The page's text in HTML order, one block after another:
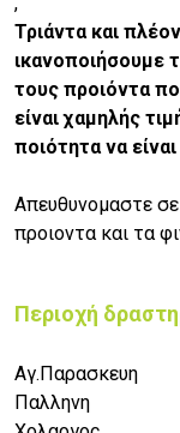
Τριάντα και
ικανοποιήσουμε
τους προιόντα
είναι χαμηλής
ποιότητα να
Απευθυνομαστε
προιοντα και τα
Περιοχή
Αγ.Παρασκευη
Παλληνη